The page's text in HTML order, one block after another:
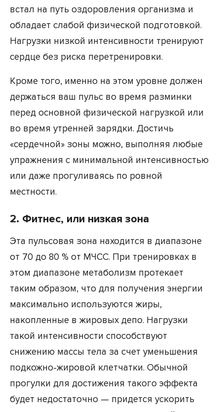
встал на путь оздоровления организма и
обладает слабой физической подготовкой.
Нагрузки низкой интенсивности тренируют
сердце без риска перетренировки.
Кроме того, именно на этом уровне должен
держаться ваш пульс во время разминки
перед основной физической нагрузкой или
во время утренней зарядки. Достичь
«сердечной» зоны можно, выполняя любые
упражнения с минимальной интенсивностью
или даже прогуливаясь по ровной
местности.
2. Фитнес, или низкая зона
Эта пульсовая зона находится в диапазоне
от 70 до 80 % от МЧСС. При тренировках в
этом диапазоне метаболизм протекает
таким образом, что для получения энергии
максимально используются жиры,
накопленные в жировых депо. Нагрузки
такой интенсивности способствуют
снижению массы тела за счет уменьшения
подкожно-жировой клетчатки. Обычной
прогулки для достижения такого эффекта
будет недостаточно — придется ускорить